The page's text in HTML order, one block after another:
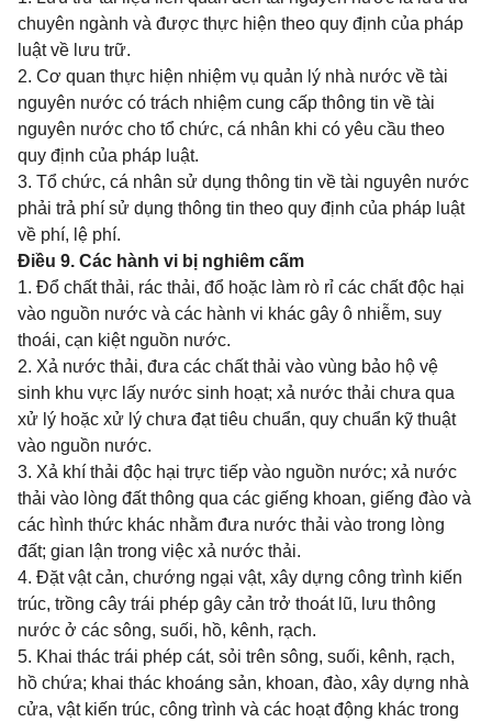
chuyên ngành và được thực hiện theo quy định của pháp
luật về lưu trữ.
2. Cơ quan thực hiện nhiệm vụ quản lý nhà nước về tài
nguyên nước có trách nhiệm cung cấp thông tin về tài
nguyên nước cho tổ chức, cá nhân khi có yêu cầu theo
quy định của pháp luật.
3. Tổ chức, cá nhân sử dụng thông tin về tài nguyên nước
phải trả phí sử dụng thông tin theo quy định của pháp luật
về phí, lệ phí.
Điều 9. Các hành vi bị nghiêm cấm
1. Đổ chất thải, rác thải, đổ hoặc làm rò rỉ các chất độc hại
vào nguồn nước và các hành vi khác gây ô nhiễm, suy
thoái, cạn kiệt nguồn nước.
2. Xả nước thải, đưa các chất thải vào vùng bảo hộ vệ
sinh khu vực lấy nước sinh hoạt; xả nước thải chưa qua
xử lý hoặc xử lý chưa đạt tiêu chuẩn, quy chuẩn kỹ thuật
vào nguồn nước.
3. Xả khí thải độc hại trực tiếp vào nguồn nước; xả nước
thải vào lòng đất thông qua các giếng khoan, giếng đào và
các hình thức khác nhằm đưa nước thải vào trong lòng
đất; gian lận trong việc xả nước thải.
4. Đặt vật cản, chướng ngại vật, xây dựng công trình kiến
trúc, trồng cây trái phép gây cản trở thoát lũ, lưu thông
nước ở các sông, suối, hồ, kênh, rạch.
5. Khai thác trái phép cát, sỏi trên sông, suối, kênh, rạch,
hồ chứa; khai thác khoáng sản, khoan, đào, xây dựng nhà
cửa, vật kiến trúc, công trình và các hoạt động khác trong